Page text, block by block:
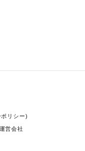
リシー)
運営会社